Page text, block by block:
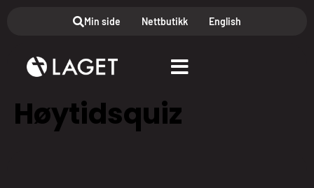
Min side Nettbutikk English
Høytidsquiz